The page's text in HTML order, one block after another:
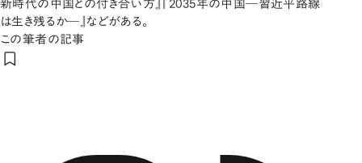
新時代の中国との付き合い方』『2035年の中国―習近平路線
は生き残るか―』などがある。
この筆者の記事